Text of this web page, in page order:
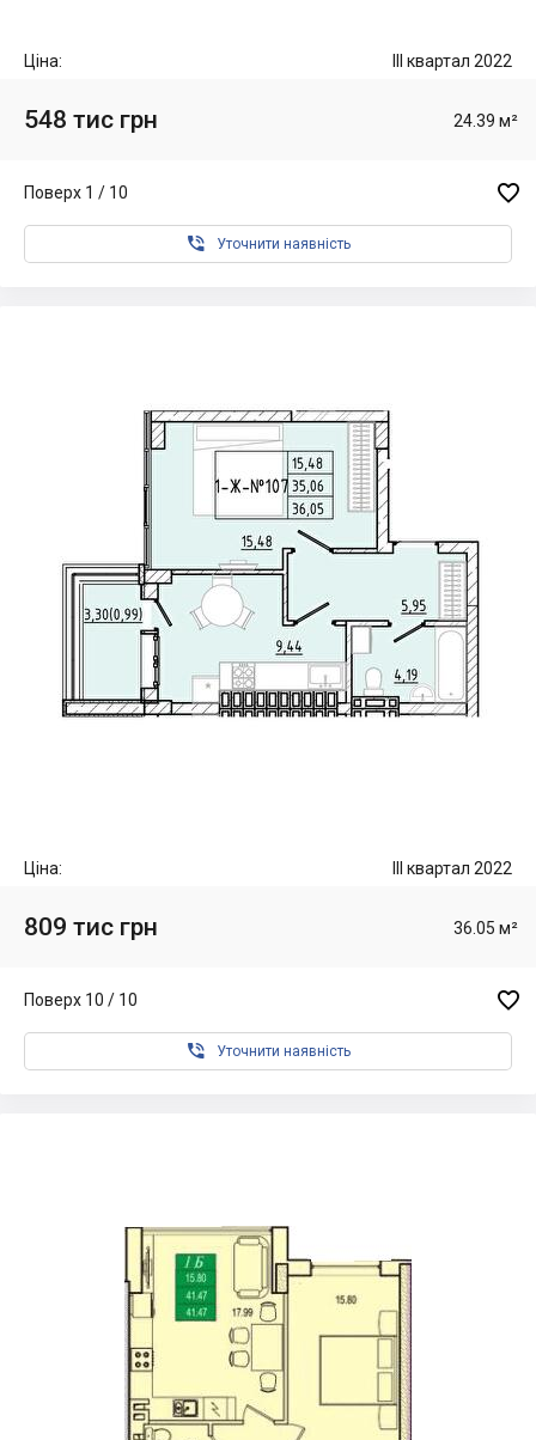
Ціна: III квартал 2022
548 тис грн 24.39 м²
Поверх 1 / 10 
 Уточнити наявність
Ціна: III квартал 2022
809 тис грн 36.05 м²
Поверх 10 / 10 
 Уточнити наявність